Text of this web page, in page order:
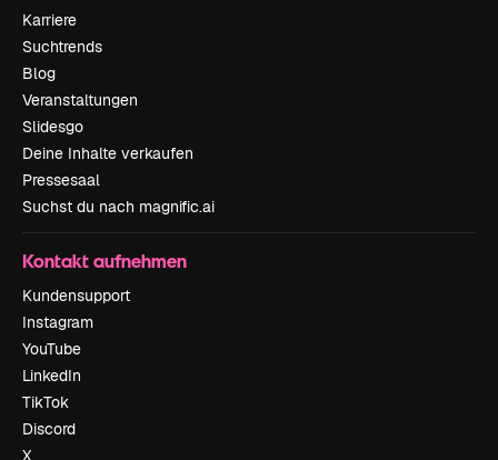
Karriere
Suchtrends
Blog
Veranstaltungen
Slidesgo
Deine Inhalte verkaufen
Pressesaal
Suchst du nach magnific.ai
Kontakt aufnehmen
Kundensupport
Instagram
YouTube
LinkedIn
TikTok
Discord
X